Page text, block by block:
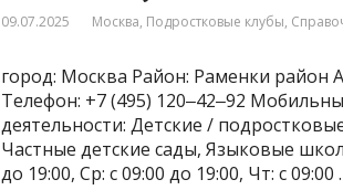
09.07.2025 Москва, Подростковые клубы,
город: Москва Район: Раменки район
Телефон: +7 (495) 120‒42‒92
деятельности: Детские /
Частные детские сады, Языковые
до 19:00, Ср: с 09:00 до 19:00, Чт: с 09:00